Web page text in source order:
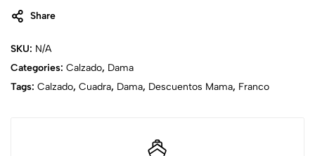
Share
SKU: N/A
Categories: Calzado, Dama
Tags: Calzado, Cuadra, Dama, Descuentos Mama, Franco